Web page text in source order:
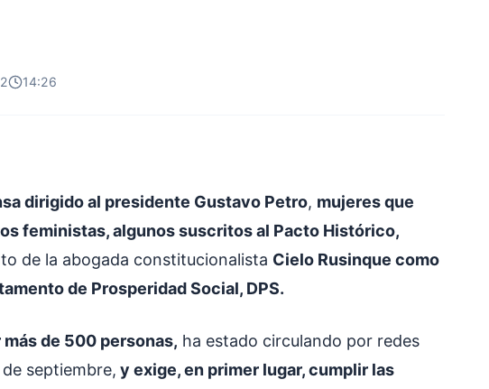
14:26
dirigido al presidente Gustavo Petro, mujeres que
feministas, algunos suscritos al Pacto Histórico,
de la abogada constitucionalista Cielo Rusinque como
de Prosperidad Social, DPS.
de 500 personas, ha estado circulando por redes
septiembre, y exige, en primer lugar, cumplir las